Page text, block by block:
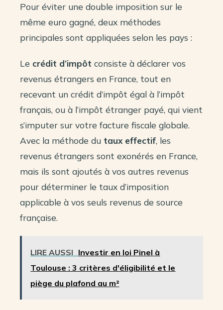
Pour éviter une double imposition sur le
même euro gagné, deux méthodes
principales sont appliquées selon les pays :
Le crédit d’impôt consiste à déclarer vos
revenus étrangers en France, tout en
recevant un crédit d’impôt égal à l’impôt
français, ou à l’impôt étranger payé, qui vient
s’imputer sur votre facture fiscale globale.
Avec la méthode du taux effectif, les
revenus étrangers sont exonérés en France,
mais ils sont ajoutés à vos autres revenus
pour déterminer le taux d’imposition
applicable à vos seuls revenus de source
française.
LIRE AUSSI Investir en loi Pinel à
Toulouse : 3 critères d'éligibilité et le
piège du plafond au m²